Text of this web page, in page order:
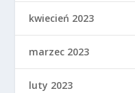
kwiecień 2023
marzec 2023
luty 2023